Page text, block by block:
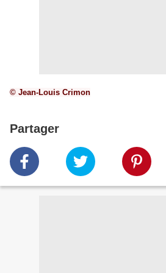
© Jean-Louis Crimon
Partager